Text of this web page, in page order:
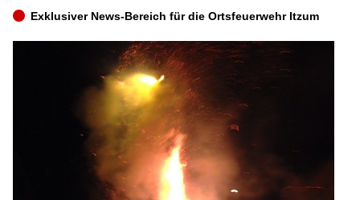
Exklusiver News-Bereich für die Ortsfeuerwehr Itzum